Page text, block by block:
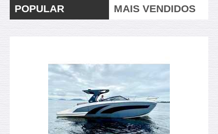
POPULAR MAIS VENDIDOS